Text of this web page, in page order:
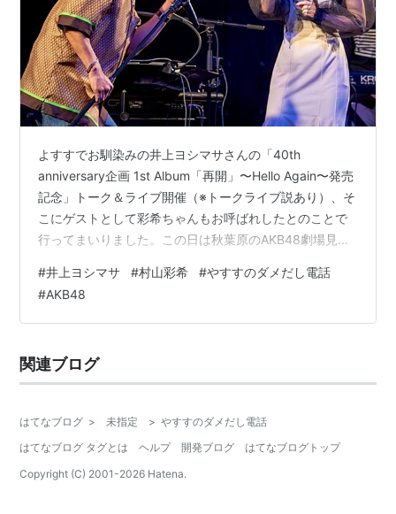
よすすでお馴染みの井上ヨシマサさんの「40th
anniversary企画 1st Album「再開」〜Hello Again〜発売
記念」トーク＆ライブ開催（※トークライブ説あり）、そ
こにゲストとして彩希ちゃんもお呼ばれしたとのことで
行ってまいりました。この日は秋葉原のAKB48劇場見学
のヨシマサさんなのでどうなるかと思いましたが無事に
(？)2時間で収まりました。 村山彩希歌唱パート 01. ブル
ーウォーター（多分デュエット（記憶））02. サステナブ
【2024/8/29追記】ヨシマサさんのY…
#井上ヨシマサ #村山彩希 #やすすのダメだし電話
#AKB48
関連ブログ
はてなブログ > 未指定 > やすすのダメだし電話
はてなブログ タグとは
ヘルプ 開発ブログ
はてなブログトップ
Copyright (C) 2001-2026 Hatena.